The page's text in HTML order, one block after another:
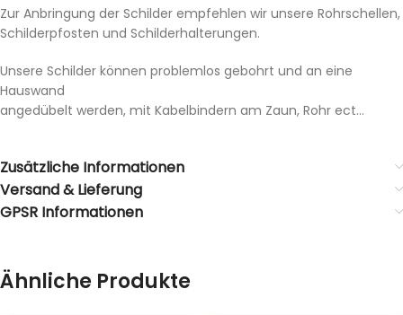
Zur Anbringung der Schilder empfehlen wir unsere Rohrschellen,
Schilderpfosten und Schilderhalterungen.
Unsere Schilder können problemlos gebohrt und an eine
Hauswand
angedübelt werden, mit Kabelbindern am Zaun, Rohr ect…
Zusätzliche Informationen
Versand & Lieferung
GPSR Informationen
Ähnliche Produkte